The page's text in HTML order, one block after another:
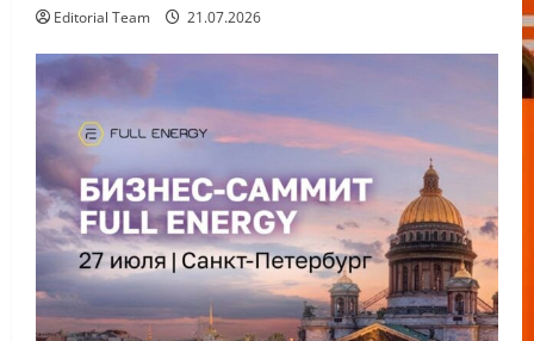
Editorial Team 21.07.2026